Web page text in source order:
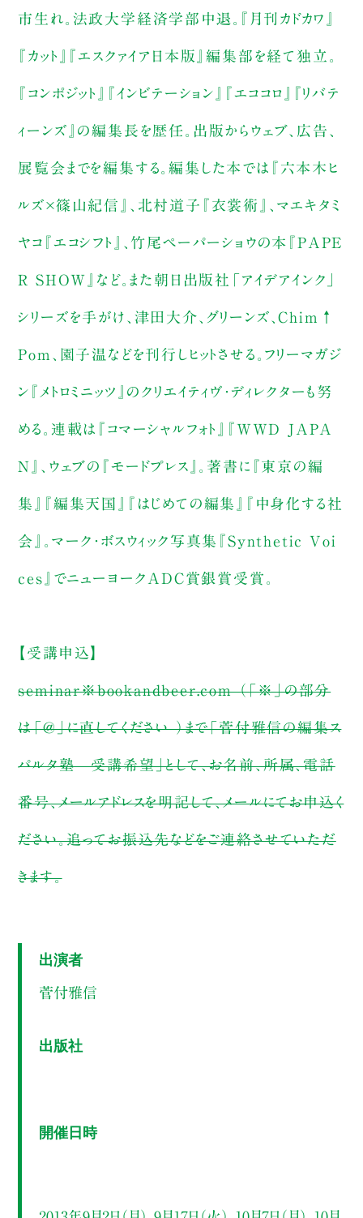
市生れ。法政大学経済学部中退。『月刊カドカワ』
『カット』『エスクァイア日本版』編集部を経て独立。
『コンポジット』『インビテーション』『エココロ』『リバテ
ィーンズ』の編集長を歴任。出版からウェブ、広告、
展覧会までを編集する。編集した本では『六本木ヒ
ルズ×篠山紀信』、北村道子『衣裳術』、マエキタミ
ヤコ『エコシフト』、竹尾ペーパーショウの本『PAPE
R SHOW』など。また朝日出版社「アイデアインク」
シリーズを手がけ、津田大介、グリーンズ、Chim↑
Pom、園子温などを刊行しヒットさせる。フリーマガジ
ン『メトロミニッツ』のクリエイティヴ・ディレクターも努
める。連載は『コマーシャルフォト』『WWD JAPA
N』、ウェブの『モードプレス』。著書に『東京の編
集』『編集天国』『はじめての編集』『中身化する社
会』。マーク・ボスウィック写真集『Synthetic Voi
ces』でニューヨークADC賞銀賞受賞。
【受講申込】
seminar※bookandbeer.com （「※」の部分
は「@」に直してください ）まで「菅付雅信の編集ス
パルタ塾 受講希望」として、お名前、所属、電話
番号、メールアドレスを明記して、メールにてお申込く
ださい。追ってお振込先などをご連絡させていただ
きます。
出演者
菅付雅信
出版社
開催日時